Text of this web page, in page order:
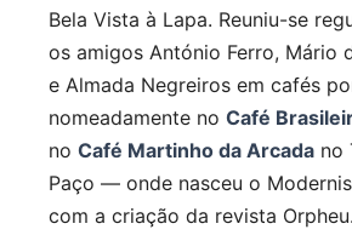
Bela Vista à Lapa. Reuniu-se
os amigos António Ferro, Mário
e Almada Negreiros em cafés
nomeadamente no Café
no Café Martinho da Arcada no
Paço — onde nasceu o
com a criação da revista